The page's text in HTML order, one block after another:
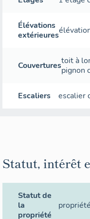
Élévations
extérieures
Couverturestoit à
pignon
Escaliers escalier
Statut, intérêt
Statut de
la
propriété